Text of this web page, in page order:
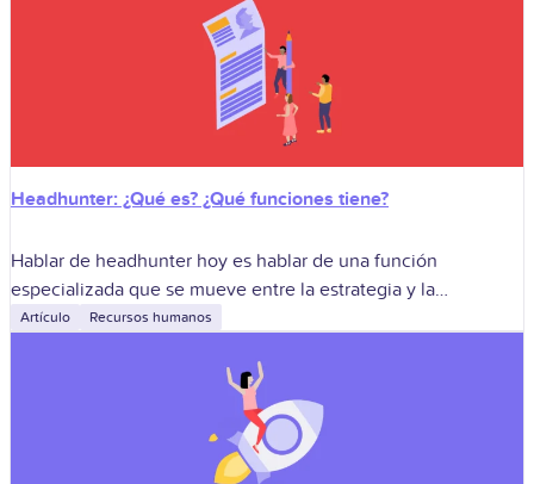
Headhunter: ¿Qué es? ¿Qué funciones tiene?
Hablar de headhunter hoy es hablar de una función
especializada que se mueve entre la estrategia y la
ejecución. No reemplaza al área de selección ni compite con
Artículo Recursos humanos